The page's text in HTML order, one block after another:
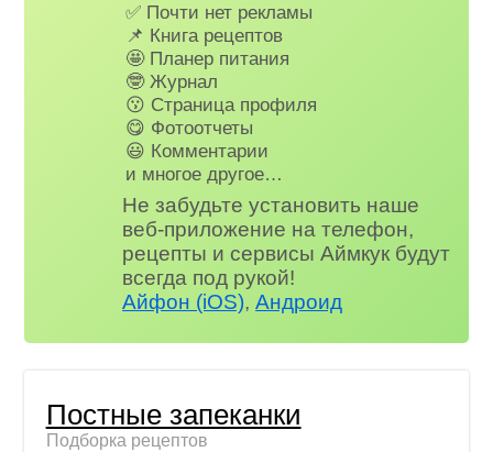
✅ Почти нет рекламы
📌 Книга рецептов
🤩 Планер питания
🤓 Журнал
😗 Страница профиля
😋 Фотоотчеты
😃 Комментарии
и многое другое…
Не забудьте установить наше
веб-приложение на телефон,
рецепты и сервисы Аймкук будут
всегда под рукой!
Айфон (iOS),Андроид
Постные запеканки
Подборка рецептов